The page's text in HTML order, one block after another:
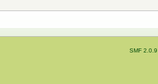
SMF 2.0.9